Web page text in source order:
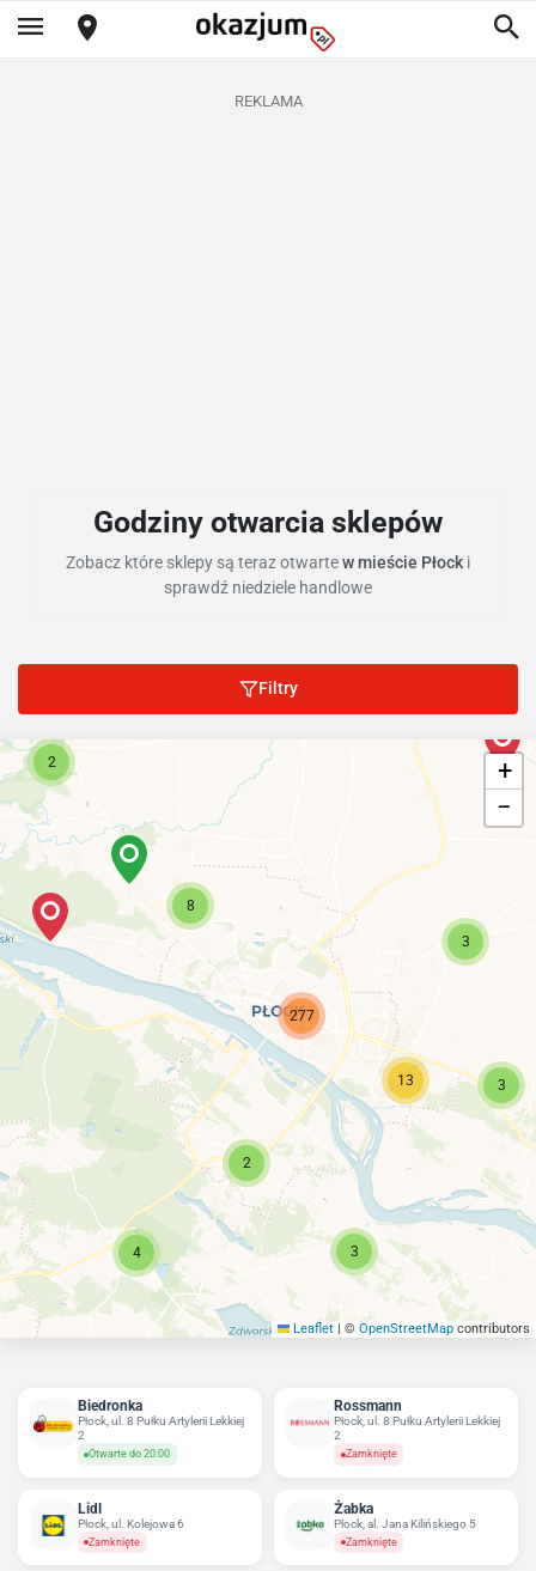
REKLAMA
Godziny otwarcia sklepów
Zobacz które sklepy są teraz otwartew mieście Płock i
sprawdź niedziele handlowe
Filtry
2
8
13
3
4
3
3
2
277
+
−
Leaflet | © OpenStreetMap contributors
Biedronka
Płock, ul. 8 Pułku Artylerii Lekkiej
2
Otwarte do 20:00
Rossmann
Płock, ul. 8 Pułku Artylerii Lekkiej
2
Zamknięte
Lidl
Płock, ul. Kolejowa 6
Zamknięte
Żabka
Płock, al. Jana Kilińskiego 5
Zamknięte